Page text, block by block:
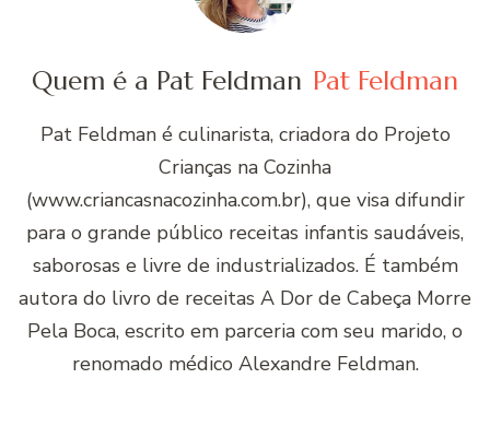
Quem é a Pat Feldman Pat Feldman
Pat Feldman é culinarista, criadora do Projeto
Crianças na Cozinha
(www.criancasnacozinha.com.br), que visa difundir
para o grande público receitas infantis saudáveis,
saborosas e livre de industrializados. É também
autora do livro de receitas A Dor de Cabeça Morre
Pela Boca, escrito em parceria com seu marido, o
renomado médico Alexandre Feldman.